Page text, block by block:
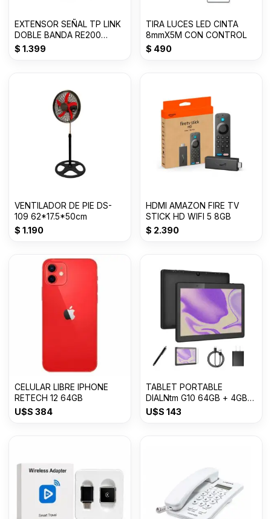
EXTENSOR SEÑAL TP LINK
DOBLE BANDA RE200
AC750
$ 1.399
TIRA LUCES LED CINTA
8mmX5M CON CONTROL
$ 490
VENTILADOR DE PIE DS-
109 62*17.5*50cm
$ 1.190
HDMI AMAZON FIRE TV
STICK HD WIFI 5 8GB
$ 2.390
CELULAR LIBRE IPHONE
RETECH 12 64GB
U$S 384
TABLET PORTABLE
DIALNtm G10 64GB + 4GB
10¨
U$S 143